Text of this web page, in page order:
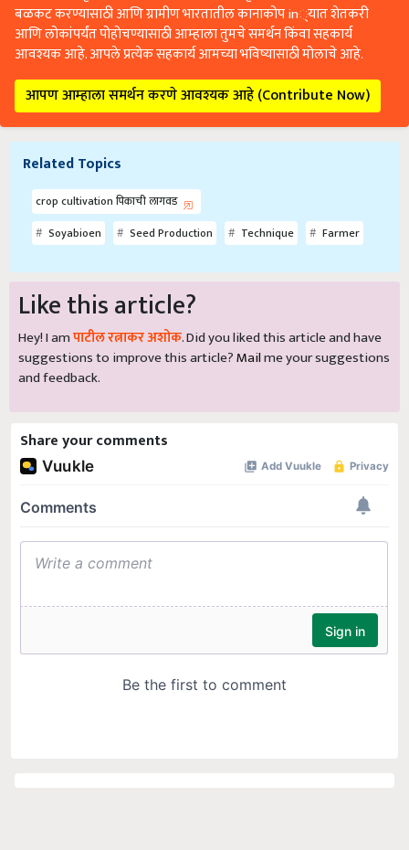
बळकट करण्यासाठी आणि ग्रामीण भारतातील कानाकोप in्यात शेतकरी
आणि लोकांपर्यंत पोहोचण्यासाठी आम्हाला तुमचे समर्थन किंवा सहकार्य
आवश्यक आहे. आपले प्रत्येक सहकार्य आमच्या भविष्यासाठी मोलाचे आहे.
आपण आम्हाला समर्थन करणे आवश्यक आहे (Contribute Now)
Related Topics
crop cultivation पिकाची लागवड
Soyabioen
Seed Production Technique Farmer
Like this article?
Hey! I amपाटील रत्नाकर अशोक. Did you liked this article and have
suggestions to improve this article?Mailme your suggestions
and feedback.
Share your comments